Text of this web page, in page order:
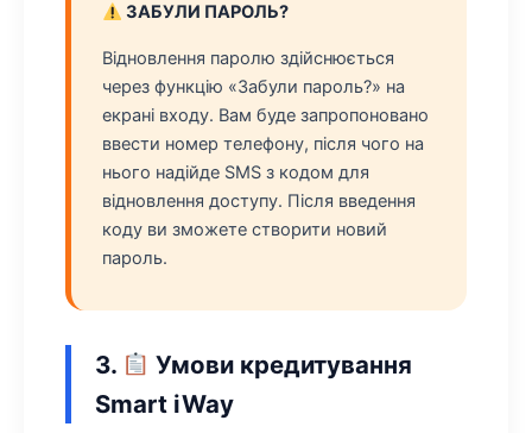
ЗАБУЛИ ПАРОЛЬ?
Відновлення паролю здійснюється
через функцію «Забули пароль?» на
екрані входу. Вам буде запропоновано
ввести номер телефону, після чого на
нього надійде SMS з кодом для
відновлення доступу. Після введення
коду ви зможете створити новий
пароль.
3.
Умови кредитування
Smart iWay